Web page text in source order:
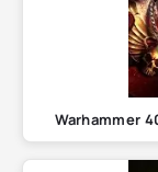
Warhammer